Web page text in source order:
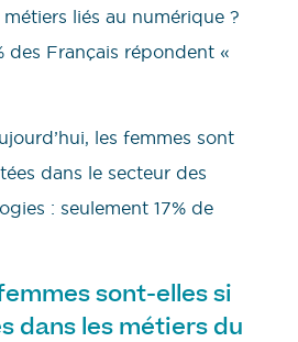
liés au numérique ?
des Français répondent «
les femmes sont
dans le secteur des
: seulement 17% de
sont-elles si
dans les métiers du